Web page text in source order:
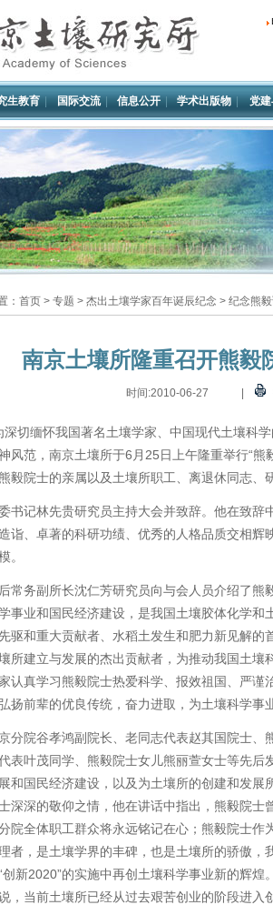
生教育 | 国际交流 | 信息公开 | 学术出版物 | 党
： 首页 > 专题 > 杰出土壤学家百年诞辰纪念 > 纪念熊
南京土壤所隆重召开熊毅
时间:2010-06-27
深切缅怀我国著名土壤学家、中国现代土壤科
风范，南京土壤所于6月25日上午隆重举行“
毅院士的亲属以及土壤所职工、离退休同志、
书记林先贵研究员主持大会并致辞。他在致
诣、卓著的科研功绩、优秀的人格品质交相
。
常务副所长沈仁芳研究员向与会人员介绍了
事业和国民经济建设，是我国土壤胶体化学
驱和重大贡献者、水稻土发生和肥力新见解
所建立与发展的杰出贡献者，为推动我国土
认真学习熊毅院士热爱科学、报效祖国、严
扬前辈的优良传统，奋力进取，为土壤科学事
分院谷孝鸿副院长、老同志代表赵其国院士
表叶茂同学、熊毅院士女儿熊丽萱女士等先
和国民经济建设，以及为土壤所的创建和发
深深的敬仰之情，他在讲话中指出，熊毅院
院全体职工群众将永远铭记在心；熊毅院士
者，是土壤学界的丰碑，也是土壤所的骄傲
创新2020”的实施中再创土壤科学事业新的辉
，当前土壤所已经从过去艰苦创业的阶段进